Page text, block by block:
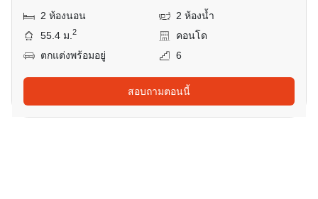
2 ห้องนอน
2 ห้องน้ำ
55.4 ม.2
คอนโด
ตกแต่งพร้อมอยู่
6
สอบถามตอนนี้